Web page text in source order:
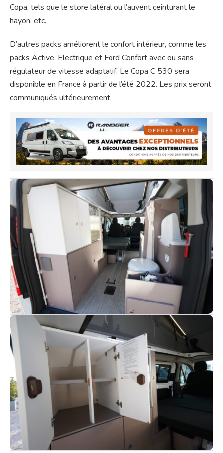
Copa, tels que le store latéral ou l’auvent ceinturant le
hayon, etc.
D’autres packs améliorent le confort intérieur, comme les
packs Active, Electrique et Ford Confort avec ou sans
régulateur de vitesse adaptatif. Le Copa C 530 sera
disponible en France à partir de l’été 2022. Les prix seront
communiqués ultérieurement.